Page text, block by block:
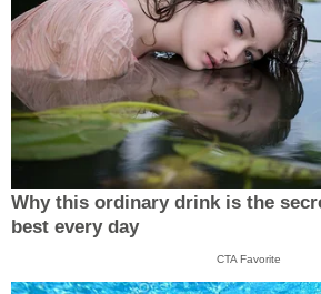
Why this ordinary drink is the
best every day
CTA Favorite